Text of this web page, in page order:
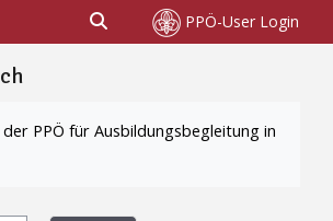
Sucheingabe umschalten
PPÖ-User Login
PPÖ für Ausbildungsbegleitung in